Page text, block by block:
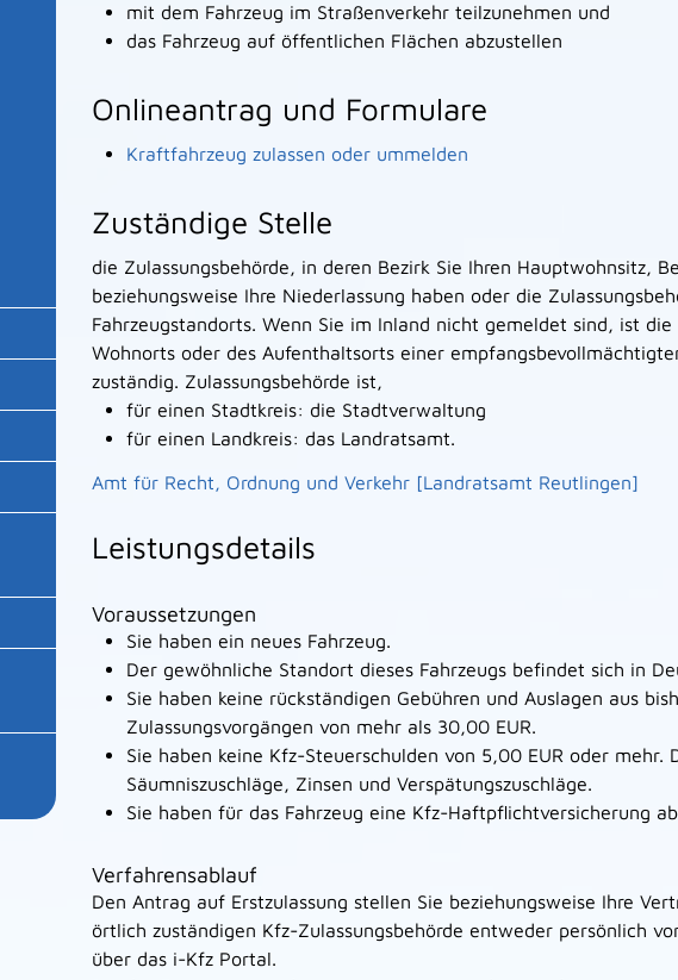
mit dem Fahrzeug im Straßenverkehr teilzunehmen und
das Fahrzeug auf öffentlichen Flächen abzustellen
Onlineantrag und Formulare
Kraftfahrzeug zulassen oder ummelden
Zuständige Stelle
die Zulassungsbehörde, in deren Bezirk Sie Ihren Hauptwohnsitz,
beziehungsweise Ihre Niederlassung haben oder die
Fahrzeugstandorts. Wenn Sie im Inland nicht gemeldet sind, ist die
Wohnorts oder des Aufenthaltsorts einer
zuständig. Zulassungsbehörde ist,
für einen Stadtkreis: die Stadtverwaltung
für einen Landkreis: das Landratsamt.
Amt für Recht, Ordnung und Verkehr [Landratsamt Reutlingen]
Leistungsdetails
Voraussetzungen
Sie haben ein neues Fahrzeug.
Der gewöhnliche Standort dieses Fahrzeugs befindet sich in
Sie haben keine rückständigen Gebühren und Auslagen aus
Zulassungsvorgängen von mehr als 30,00 EUR.
Sie haben keine Kfz-Steuerschulden von 5,00 EUR oder mehr.
Säumniszuschläge, Zinsen und Verspätungszuschläge.
Sie haben für das Fahrzeug eine Kfz-Haftpflichtversicherung
Verfahrensablauf
Den Antrag auf Erstzulassung stellen Sie beziehungsweise Ihre
örtlich zuständigen Kfz-Zulassungsbehörde entweder persönlich
über das i-Kfz Portal.